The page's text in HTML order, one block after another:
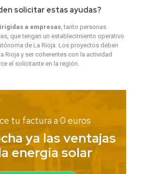
solicitar estas ayudas?
a empresas, tanto personas
que tengan un establecimiento operativo
de La Rioja. Los proyectos deben
Rioja y ser coherentes con la actividad
el solicitante en la región.
ya las ventajas
energía solar
tu factura a 0 euros